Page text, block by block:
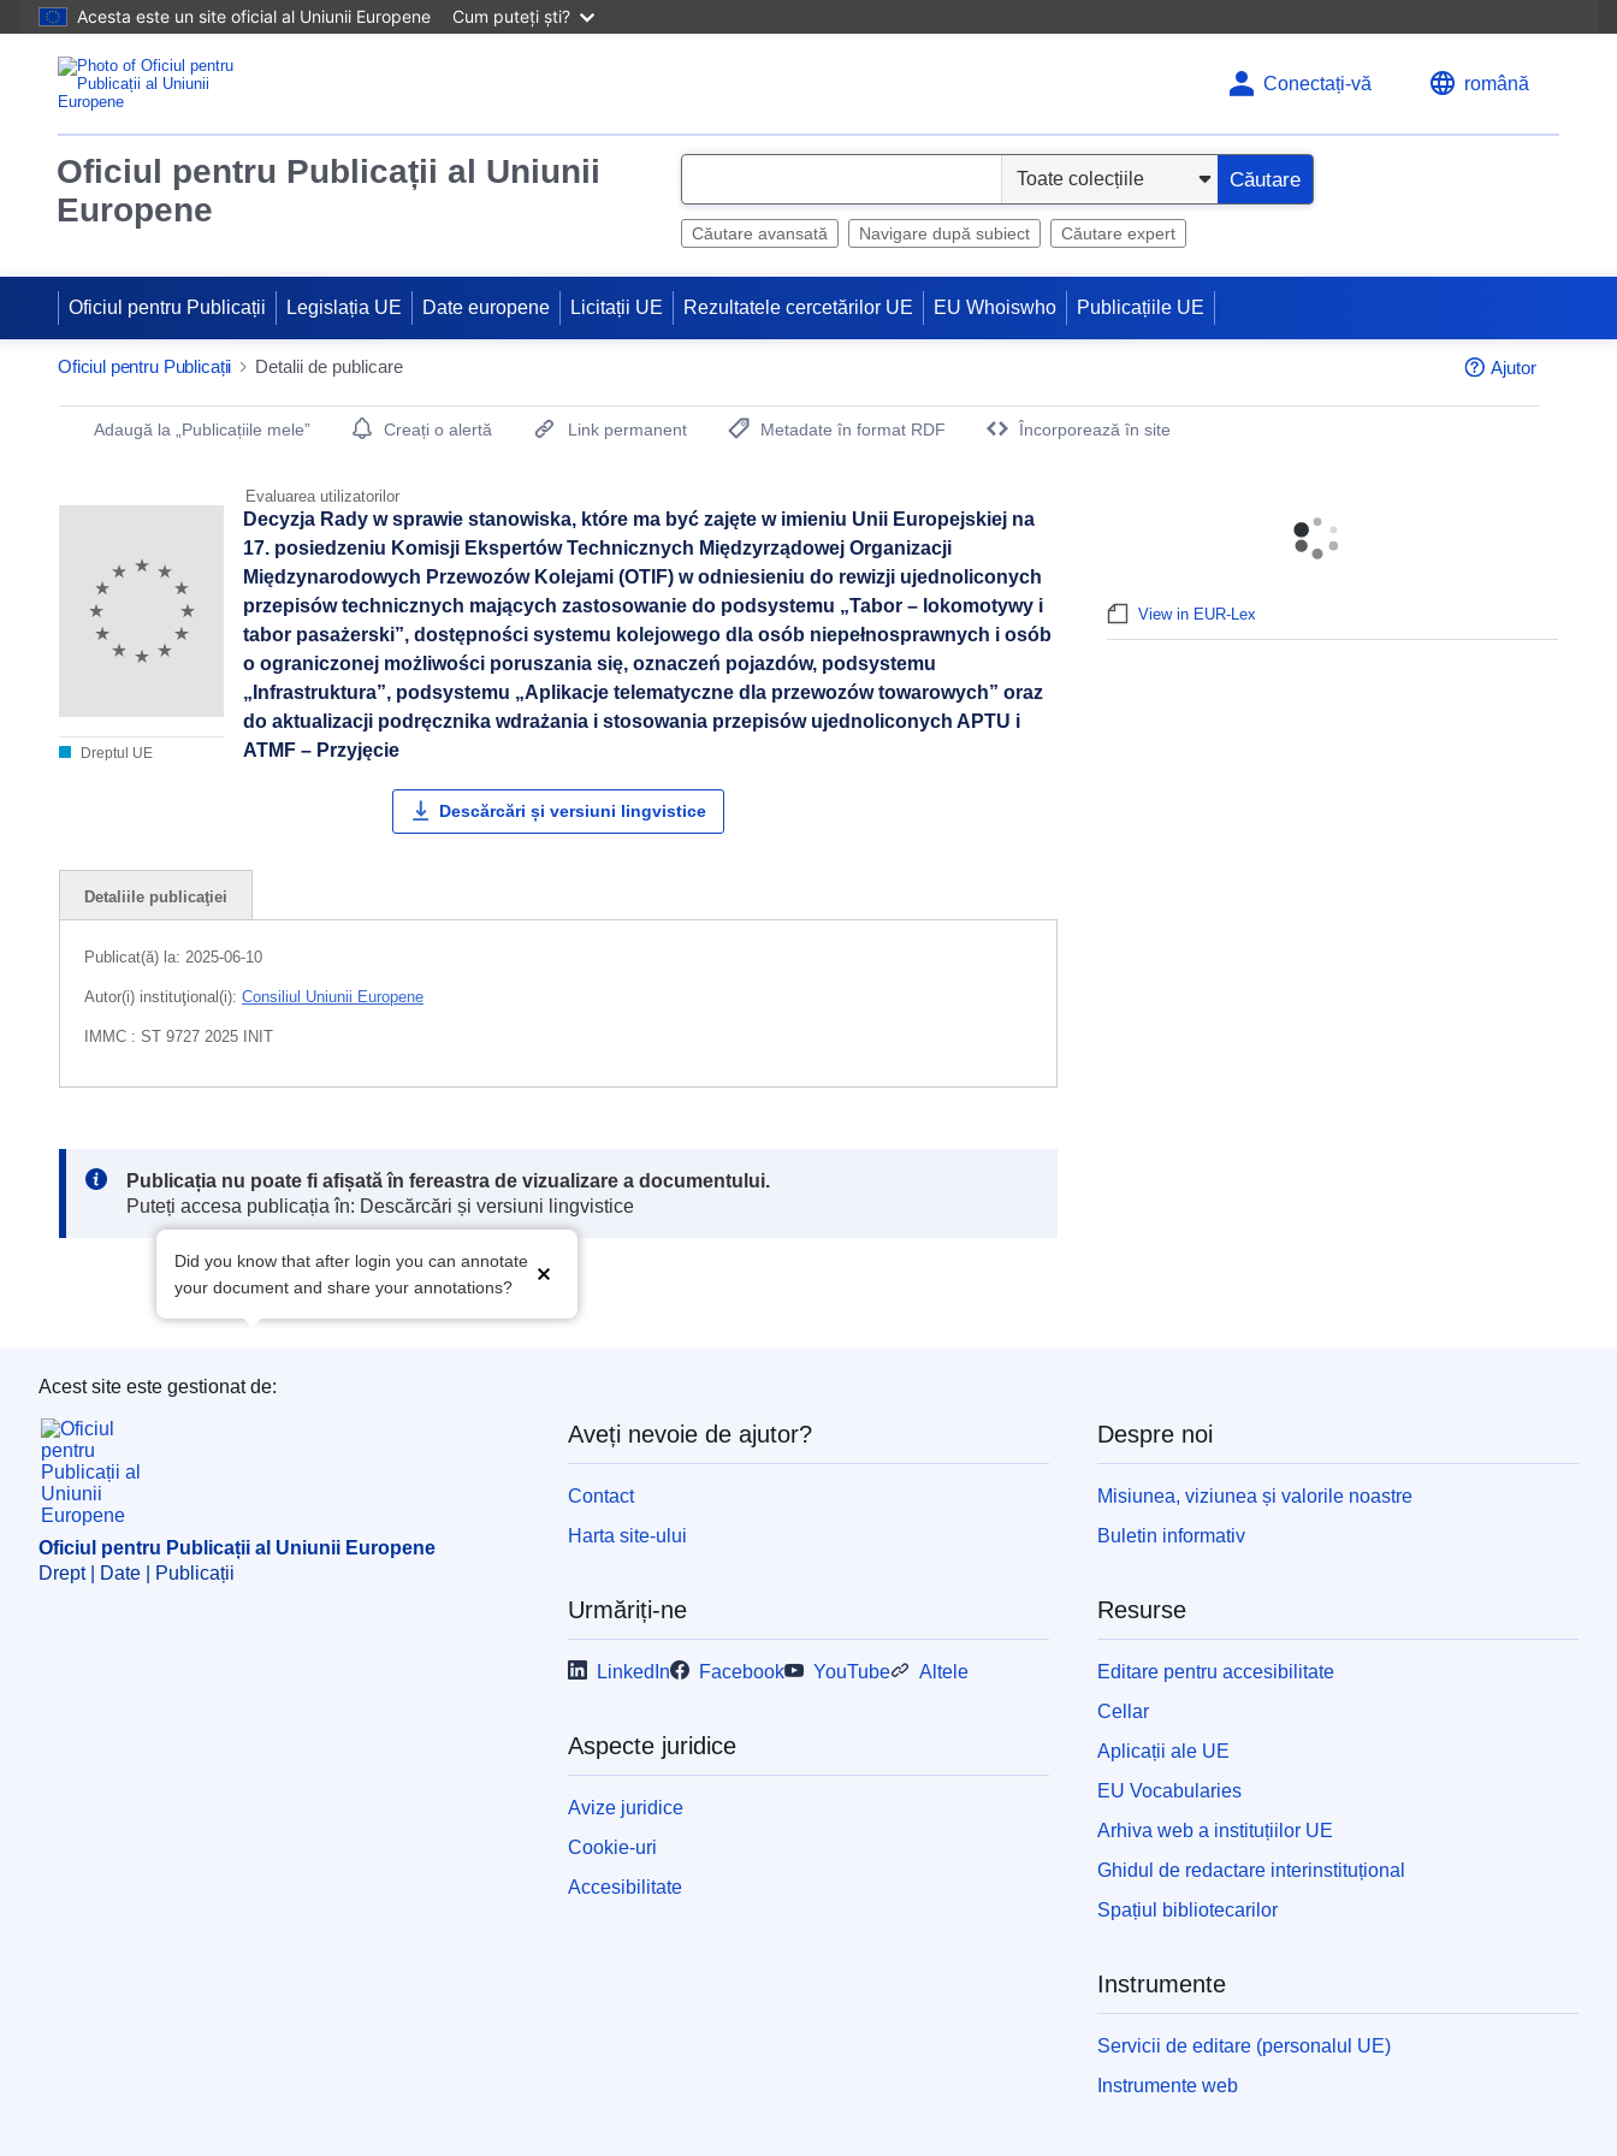
Acesta este un site oficial al Uniunii Europene Cum puteți ști?
Conectați-vă română
Oficiul pentru Publicații al Uniunii
Europene
e
Căutare
Căutare avansată Navigare după subiect Căutare expert
Oficiul pentru Publicații Legislația UE Date europene Licitații UE Rezultatele cercetărilor UE EU Whoiswho Publicațiile UE
Oficiul pentru Publicații Detalii de publicare Ajutor
Publication Detail Actions Portlet
Adaugă la „Publicațiile mele” Creați o alertă Link permanent
Metadate în format RDF
Încorporează în site
Evaluarea utilizatorilor
Dreptul UE
Decyzja Rady w sprawie stanowiska, które ma być zajęte w imieniu Unii Europejskiej na
17. posiedzeniu Komisji Ekspertów Technicznych Międzyrządowej Organizacji
Międzynarodowych Przewozów Kolejami (OTIF) w odniesieniu do rewizji ujednoliconych
przepisów technicznych mających zastosowanie do podsystemu „Tabor – lokomotywy i
tabor pasażerski”, dostępności systemu kolejowego dla osób niepełnosprawnych i osób
o ograniczonej możliwości poruszania się, oznaczeń pojazdów, podsystemu
„Infrastruktura”, podsystemu „Aplikacje telematyczne dla przewozów towarowych” oraz
do aktualizacji podręcznika wdrażania i stosowania przepisów ujednoliconych APTU i
ATMF – Przyjęcie
Descărcări și versiuni lingvistice
Detaliile publicaţiei
Publicat(ă) la: 2025-06-10
Autor(i) instituţional(i): Consiliul Uniunii Europene
IMMC : ST 9727 2025 INIT
Note:
Publicația nu poate fi afișată în fereastra de vizualizare a documentului.
Puteți accesa publicația în: Descărcări și versiuni lingvistice
Did you know that after login you can annotate
your document and share your annotations?
View in EUR-Lex
Oficiul pentru Publicații al Uniunii Europene
Acest site este gestionat de:
Oficiul pentru Publicații al Uniunii Europene
Drept | Date | Publicații
Aveți nevoie de ajutor?
Contact
Harta site-ului
Urmăriți-ne
LinkedIn Facebook YouTube Altele
Aspecte juridice
Avize juridice
Cookie-uri
Accesibilitate
Despre noi
Misiunea, viziunea și valorile noastre
Buletin informativ
Resurse
Editare pentru accesibilitate
Cellar
Aplicații ale UE
EU Vocabularies
Arhiva web a instituțiilor UE
Ghidul de redactare interinstituțional
Spațiul bibliotecarilor
Instrumente
Servicii de editare (personalul UE)
Instrumente web